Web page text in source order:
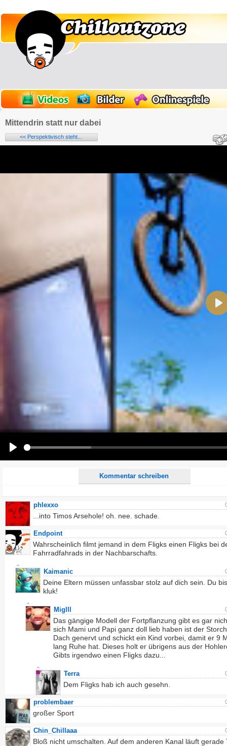
Mittendrin statt nur dabei
<< Perspektivisch steht...
Kommentar schreiben
Alle HTML-Tags außer <br>, <strike> und <i> werden aus Deinem Kommentar entfernt.
URLs werden automatisch umgewandelt. Bitte verwende "www." oder "http://" in URLs
Ich möchte eine E-Mail, wenn auf dieser Seite weitere Kommentare erscheinen.
phlexxo
...into Timos Arsehole! oh. nee. schade.
Endpoint
Wahrscheinlich filmt jemand in dem Fligks einen Fligks bei
Fahrradfahrads in der Nachbarschafts.
Kaimanic
Deine Eltern müssen unfassbar stolz auf dich sein. Du
kluk!
Miglll
Das gängige Modell der Fortpflanzung gibt es gar
sich Mami und Papi ganz doll lieb haben ist der
Dach genervt und schickt ein Kind vorbei, damit er 9
lang Ruhe hat. Dieses holt er übrigens aus der
Gibts irgendwo einen Fligks dazu...
Terra
Dem Fligks hab ich auch gesehn.
problembaer
großer Sport
Chin_Chillaaa
Bloß nicht umschalten. Auf dem anderen Kanal läuft gerade